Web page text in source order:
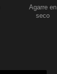
Agarre en
seco